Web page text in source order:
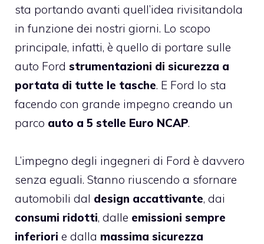
sta portando avanti quell’idea rivisitandola
in funzione dei nostri giorni. Lo scopo
principale, infatti, è quello di portare sulle
auto Ford strumentazioni di sicurezza a
portata di tutte le tasche. E Ford lo sta
facendo con grande impegno creando un
parco auto a 5 stelle Euro NCAP.
L’impegno degli ingegneri di Ford è davvero
senza eguali. Stanno riuscendo a sfornare
automobili dal design accattivante, dai
consumi ridotti, dalle emissioni sempre
inferiori e dalla massima sicurezza